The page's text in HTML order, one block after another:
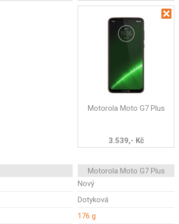
Motorola Moto G7 Plus
3.539,- Kč
Motorola Moto G7 Plus
Nový
Dotyková
176 g